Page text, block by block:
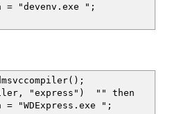
";
"express") "" then
";